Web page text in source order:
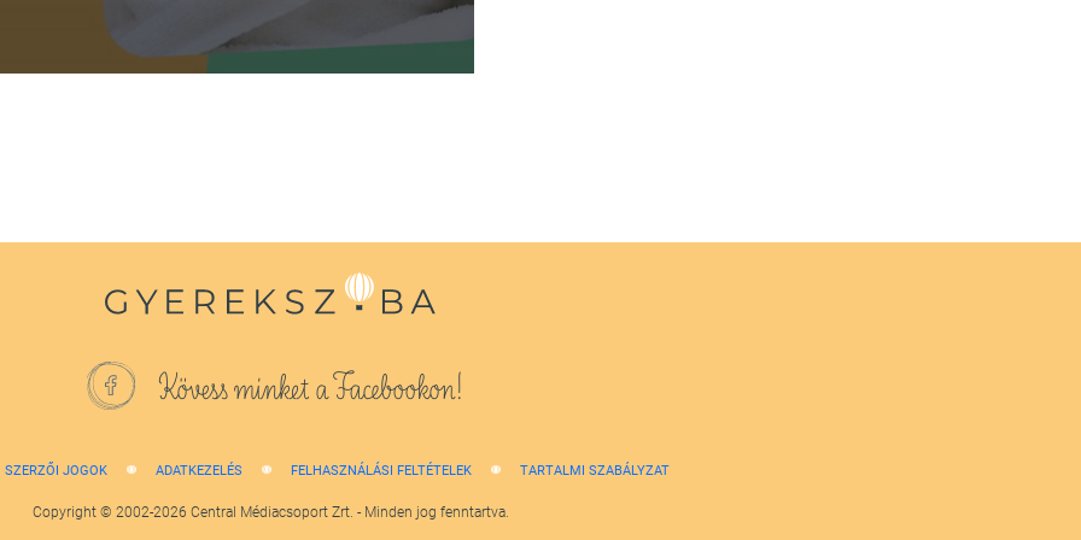
Kövess minket a Facebookon!
SZERZŐI JOGOK ADATKEZELÉS FELHASZNÁLÁSI FELTÉTELEK TARTALMI SZABÁLYZAT
Copyright © 2002-2026 Central Médiacsoport Zrt. - Minden jog fenntartva.